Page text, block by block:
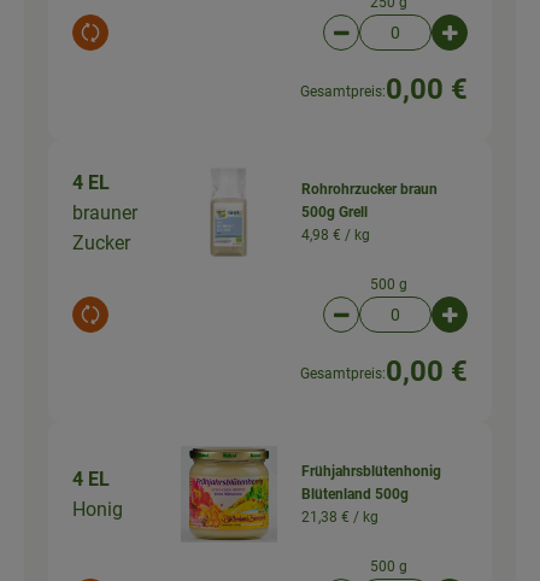
Auswahl ändern Artikelanzahl
Gesamtpreis:0,00 €
4 EL
brauner
Zucker
Auswahl ändern
Rohrohrzucker braun
500g Grell
4,98 € / kg
500 g
Artikelanzahl
Gesamtpreis:0,00 €
4 EL
Honig
Frühjahrsblütenhonig
Blütenland 500g
21,38 € / kg
500 g